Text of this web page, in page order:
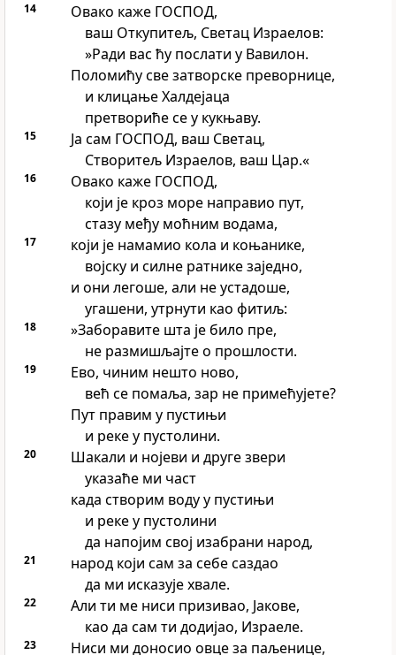
14
Овако каже ГОСПОД,
ваш Откупитељ, Светац Израелов:
»Ради вас ћу послати у Вавилон.
Поломићу све затворске преворнице,
и клицање Халдејаца
претвориће се у кукњаву.
15
Ја сам ГОСПОД, ваш Светац,
Створитељ Израелов, ваш Цар.«
16
Овако каже ГОСПОД,
који је кроз море направио пут,
стазу међу моћним водама,
17
који је намамио кола и коњанике,
војску и силне ратнике заједно,
и они легоше, али не устадоше,
угашени, утрнути као фитиљ:
18
»Заборавите шта је било пре,
не размишљајте о прошлости.
19
Ево, чиним нешто ново,
већ се помаља, зар не примећујете?
Пут правим у пустињи
и реке у пустолини.
20
Шакали и нојеви и друге звери
указаће ми част
када створим воду у пустињи
и реке у пустолини
да напојим свој изабрани народ,
21
народ који сам за себе саздао
да ми исказује хвале.
22
Али ти ме ниси призивао, Јакове,
као да сам ти додијао, Израеле.
23 Ниси ми доносио овце за паљенице,